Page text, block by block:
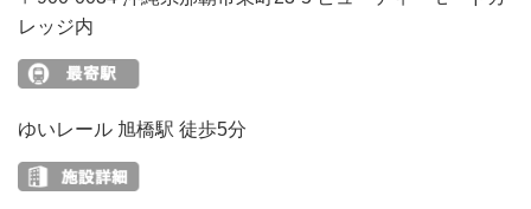
レッジ内
ゆいレール 旭橋駅 徒歩5分